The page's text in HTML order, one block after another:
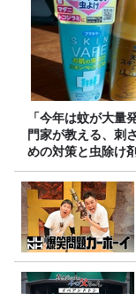
「今年は蚊が大量
門家が教える、刺
めの対策と虫除け